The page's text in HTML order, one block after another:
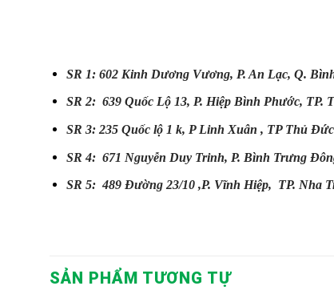
SR 1: 602 Kinh Dương Vương, P. An Lạc, Q.
SR 2: 639 Quốc Lộ 13, P. Hiệp Bình Phước, TP.
SR 3: 235 Quốc lộ 1 k, P Linh Xuân , TP Thủ Đức
SR 4: 671 Nguyễn Duy Trinh, P. Bình Trưng
SR 5: 489 Đường 23/10 ,P. Vĩnh Hiệp, TP. Nha
SẢN PHẨM TƯƠNG TỰ